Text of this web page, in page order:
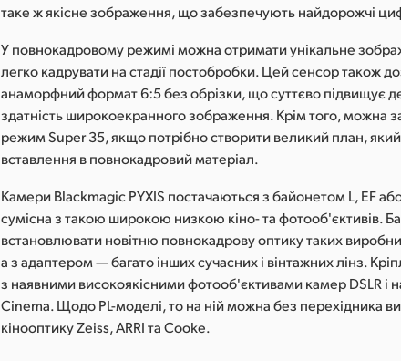
таке ж якісне зображення, що забезпечують найдорожчі
У повнокадровому режимі можна отримати унікальне
легко кадрувати на стадії постобробки. Цей сенсор також
анаморфний формат 6:5 без обрізки, що суттєво підвищує
здатність широкоекранного зображення. Крім того, можна
режим Super 35, якщо потрібно створити великий план, який
вставлення в повнокадровий матеріал.
Камери Blackmagic PYXIS постачаються з байонетом L, EF або
сумісна з такою широкою низкою кіно- та фотооб'єктивів.
встановлювати новітню повнокадрову оптику таких
а з адаптером — багато інших сучасних і вінтажних лінз.
з наявними високоякісними фотооб'єктивами камер DSLR і
Cinema. Щодо PL-моделі, то на ній можна без перехідника
кінооптику Zeiss, ARRI та Cooke.